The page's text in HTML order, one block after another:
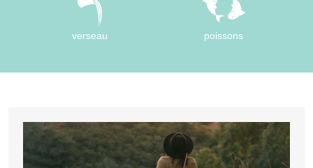
verseau poissons